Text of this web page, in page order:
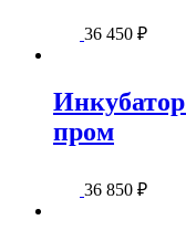
36 450 ₽
пром
36 850 ₽